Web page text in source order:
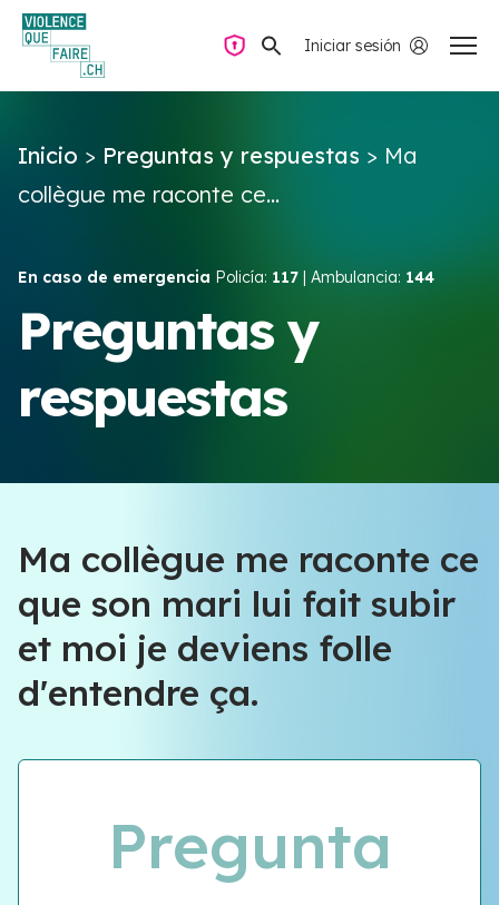
Iniciar sesión
Preguntas y respuestas
Violencia de pareja
Recursos y campañas
Navegación privada
Inicio > Preguntas y respuestas > Ma
collègue me raconte ce...
En caso de emergencia Policía: 117 | Ambulancia: 144
Preguntas y
respuestas
Ma collègue me raconte ce
que son mari lui fait subir
et moi je deviens folle
d'entendre ça.
Pregunta